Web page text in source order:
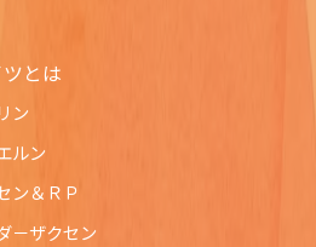
とは
ン
ルン
ン＆ＲＰ
－ザクセン